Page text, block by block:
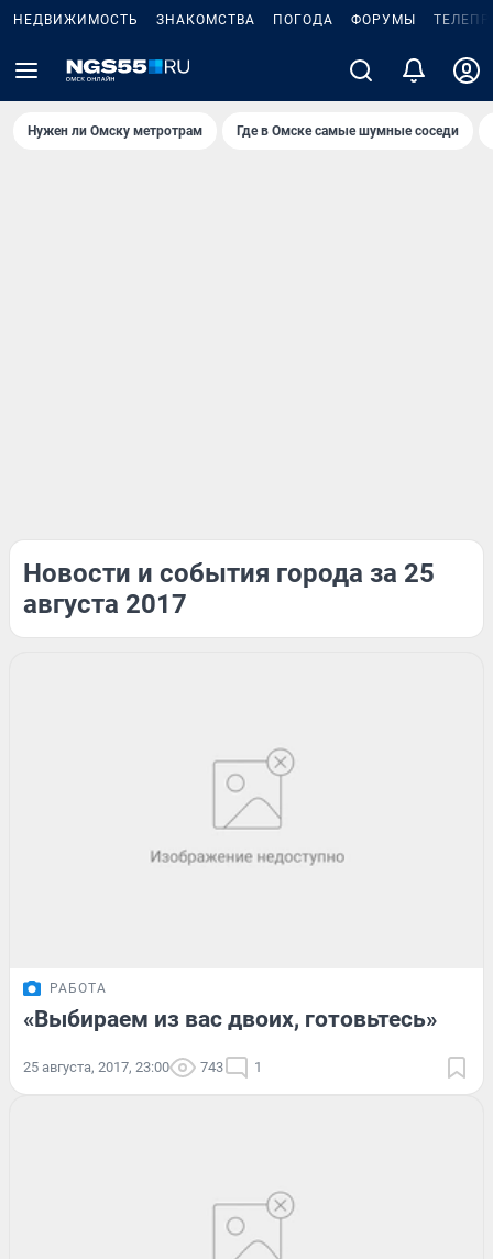
НЕДВИЖИМОСТЬ ЗНАКОМСТВА ПОГОДА ФОРУМЫ
Нужен ли Омску метротрам Где в Омске самые шумные соседи
Новости и события города за 25
августа 2017
РАБОТА
«Выбираем из вас двоих, готовьтесь»
25 августа, 2017, 23:00 743 1